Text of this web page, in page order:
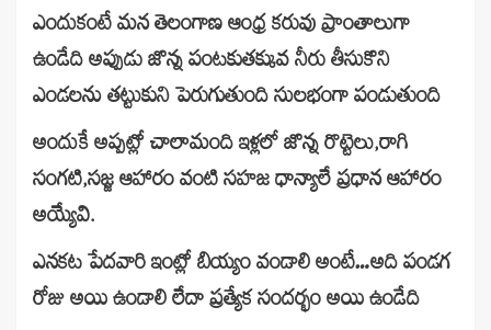
ఎందుకంటే మన తెలంగాణ ఆంధ్ర కరువు ప్రాంతాలుగా
ఉండేది అప్పుడు జొన్న పంటకుతక్కువ నీరు తీసుకొని
ఎండలను తట్టుకుని పెరుగుతుంది సులభంగా పండుతుంది
అందుకే అప్పట్లో చాలామంది ఇళ్లలో జొన్న రొట్టెలు,రాగి
సంగటి,సజ్జ ఆహారం వంటి సహజ ధాన్యాలే ప్రధాన ఆహారం
అయ్యేవి.
ఎనకట పేదవారి ఇంట్లో బియ్యం వండాలి అంటే…అది పండగ
రోజు అయి ఉండాలి లేదా ప్రత్యేక సందర్భం అయి ఉండేది